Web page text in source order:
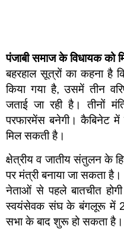
पंजाबी समाज के विधायक को
बहरहाल सूत्रों का कहना है
किया गया है, उसमें तीन
जताई जा रही है। तीनों
परफारमेंस बनेगी। कैबिनेट
मिल सकती है।
क्षेत्रीय व जातीय संतुलन के
पर मंत्री बनाया जा सकता
नेताओं से पहले बातचीत
स्वयंसेवक संघ के बंगलूरू में 21
सभा के बाद शुरू हो सकता है।